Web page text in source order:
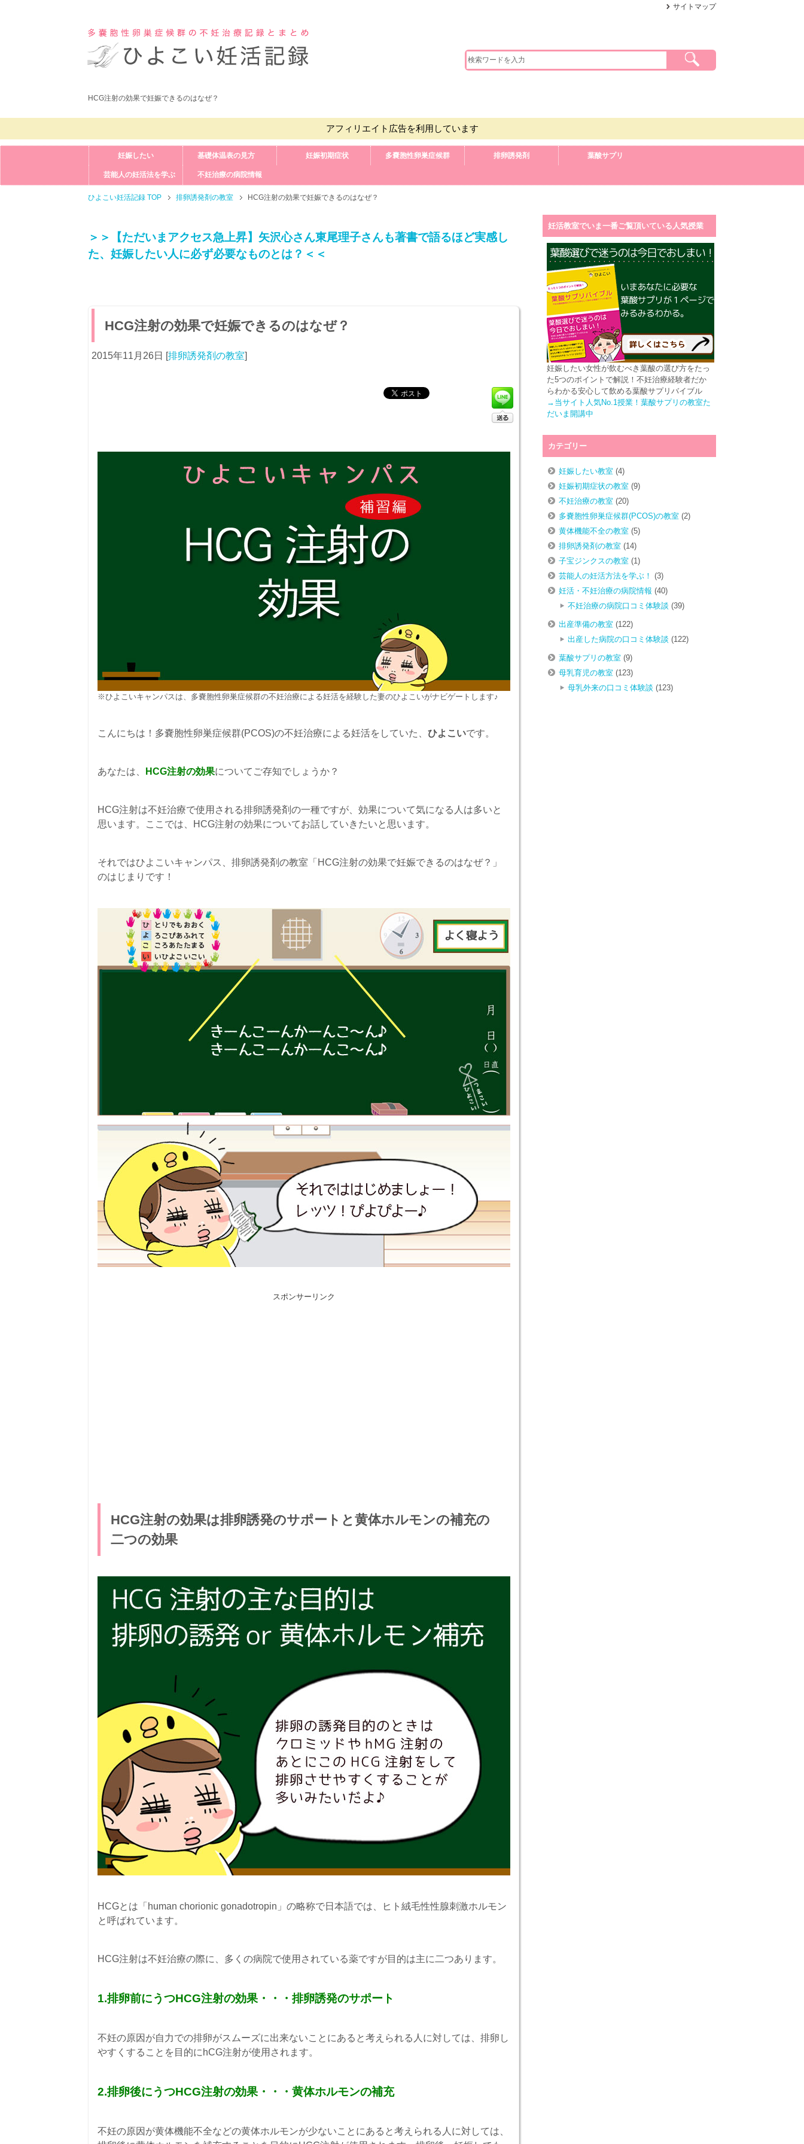
HCG注射の効果で妊娠できるのはなぜ？
アフィリエイト広告を利用しています
妊娠したい 基礎体温表の見方 妊娠初期症状 多嚢胞性卵巣症候群 排卵誘発剤 葉酸サプリ
芸能人の妊活法を学ぶ 不妊治療の病院情報
ひよこい妊活記録 TOP 排卵誘発剤の教室 HCG注射の効果で妊娠できるのはなぜ？
＞＞【ただいまアクセス急上昇】矢沢心さん東尾理子さんも著書で語るほど実感し
た、妊娠したい人に必ず必要なものとは？＜＜
HCG注射の効果で妊娠できるのはなぜ？
2015年11月26日 [排卵誘発剤の教室]
※ひよこいキャンパスは、多嚢胞性卵巣症候群の不妊治療による妊活を経験した妻のひよこいがナビゲートします♪
こんにちは！多嚢胞性卵巣症候群(PCOS)の不妊治療による妊活をしていた、 ひよこいです。
あなたは、 HCG注射の効果についてご存知でしょうか？
HCG注射は不妊治療で使用される排卵誘発剤の一種ですが、効果について気になる人は多いと
思います。ここでは、HCG注射の効果についてお話していきたいと思います。
それではひよこいキャンパス、排卵誘発剤の教室「HCG注射の効果で妊娠できるのはなぜ？」
のはじまりです！
スポンサーリンク
HCG注射の効果は排卵誘発のサポートと黄体ホルモンの補充の
二つの効果
HCGとは「human chorionic gonadotropin」の略称で日本語では、ヒト絨毛性性腺刺激ホルモン
と呼ばれています。
HCG注射は不妊治療の際に、多くの病院で使用されている薬ですが目的は主に二つあります。
1.排卵前にうつHCG注射の効果・・・排卵誘発のサポート
不妊の原因が自力での排卵がスムーズに出来ないことにあると考えられる人に対しては、排卵し
やすくすることを目的にhCG注射が使用されます。
2.排卵後にうつHCG注射の効果・・・黄体ホルモンの補充
不妊の原因が黄体機能不全などの黄体ホルモンが少ないことにあると考えられる人に対しては、
妊活教室でいま一番ご覧頂いている人気授業
妊娠したい女性が飲むべき葉酸の選び方をたっ
た5つのポイントで解説！不妊治療経験者だか
らわかる安心して飲める葉酸サプリバイブル
→当サイト人気No.1授業！葉酸サプリの教室た
だいま開講中
カテゴリー
妊娠したい教室(4)
妊娠初期症状の教室(9)
不妊治療の教室(20)
多嚢胞性卵巣症候群(PCOS)の教室(2)
黄体機能不全の教室(5)
排卵誘発剤の教室(14)
子宝ジンクスの教室(1)
芸能人の妊活方法を学ぶ！ (3)
妊活・不妊治療の病院情報 (40)
不妊治療の病院口コミ体験談 (39)
出産準備の教室(122)
出産した病院の口コミ体験談 (122)
葉酸サプリの教室(9)
母乳育児の教室(123)
母乳外来の口コミ体験談 (123)
サイトマップ